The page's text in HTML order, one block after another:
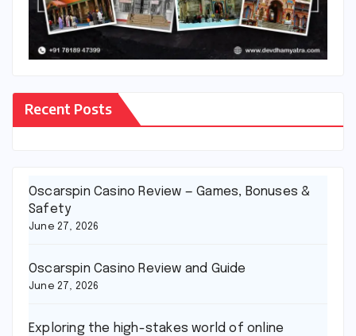
Recent Posts
Oscarspin Casino Review — Games, Bonuses &
Safety
June 27, 2026
Oscarspin Casino Review and Guide
June 27, 2026
Exploring the high-stakes world of online